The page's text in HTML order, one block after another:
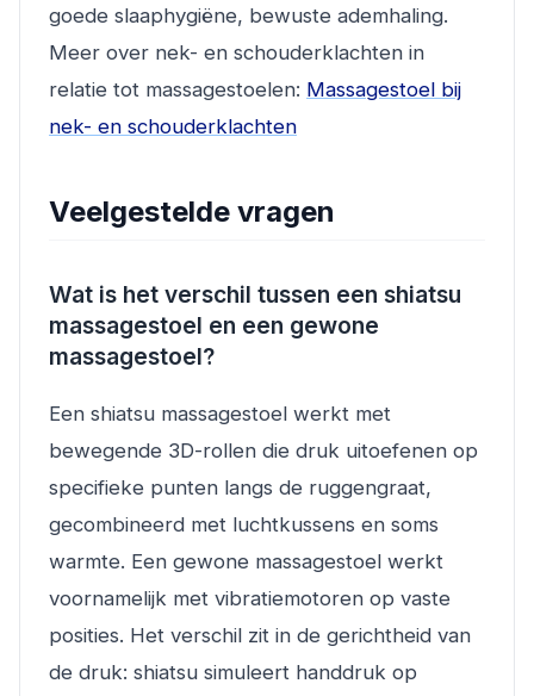
goede slaaphygiëne, bewuste ademhaling.
Meer over nek- en schouderklachten in
relatie tot massagestoelen: Massagestoel bij
nek- en schouderklachten
Veelgestelde vragen
Wat is het verschil tussen een shiatsu
massagestoel en een gewone
massagestoel?
Een shiatsu massagestoel werkt met
bewegende 3D-rollen die druk uitoefenen op
specifieke punten langs de ruggengraat,
gecombineerd met luchtkussens en soms
warmte. Een gewone massagestoel werkt
voornamelijk met vibratiemotoren op vaste
posities. Het verschil zit in de gerichtheid van
de druk: shiatsu simuleert handdruk op